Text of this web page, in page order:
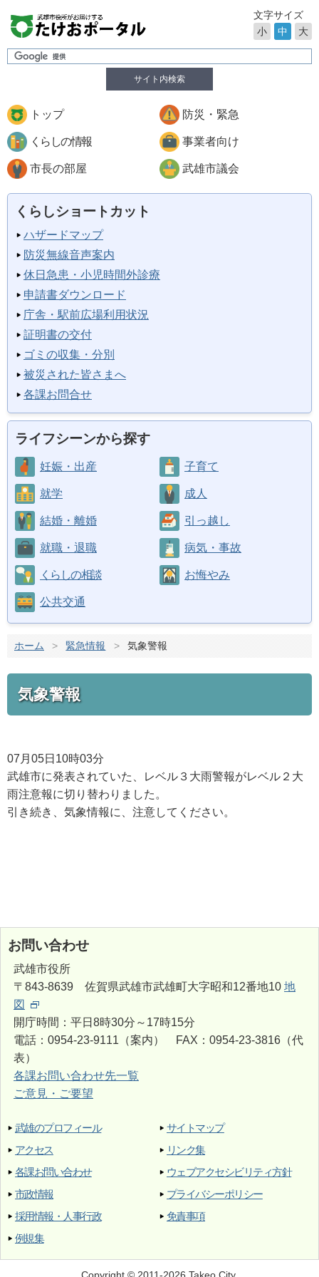
サイト内検索
文字サイズ
小
中 大
トップ 防災・緊急
くらしの情報 事業者向け
市長の部屋 武雄市議会
くらしショートカット
ハザードマップ
防災無線音声案内
休日急患・小児時間外診療
申請書ダウンロード
庁舎・駅前広場利用状況
証明書の交付
ゴミの収集・分別
被災された皆さまへ
各課お問合せ
ライフシーンから探す
妊娠・出産 子育て
就学 成人
結婚・離婚 引っ越し
就職・退職 病気・事故
くらしの相談 お悔やみ
公共交通
ホーム > 緊急情報 > 気象警報
気象警報
07月05日10時03分
武雄市に発表されていた、レベル３大雨警報がレベル２大
雨注意報に切り替わりました。
引き続き、気象情報に、注意してください。
お問い合わせ
武雄市役所
〒843-8639 佐賀県武雄市武雄町大字昭和12番地10 地
図
開庁時間：平日8時30分～17時15分
電話：0954-23-9111（案内） FAX：0954-23-3816（代
表）
各課お問い合わせ先一覧
ご意見・ご要望
武雄のプロフィール
アクセス
各課お問い合わせ
市政情報
採用情報・人事行政
例規集
サイトマップ
リンク集
ウェブアクセシビリティ方針
プライバシーポリシー
免責事項